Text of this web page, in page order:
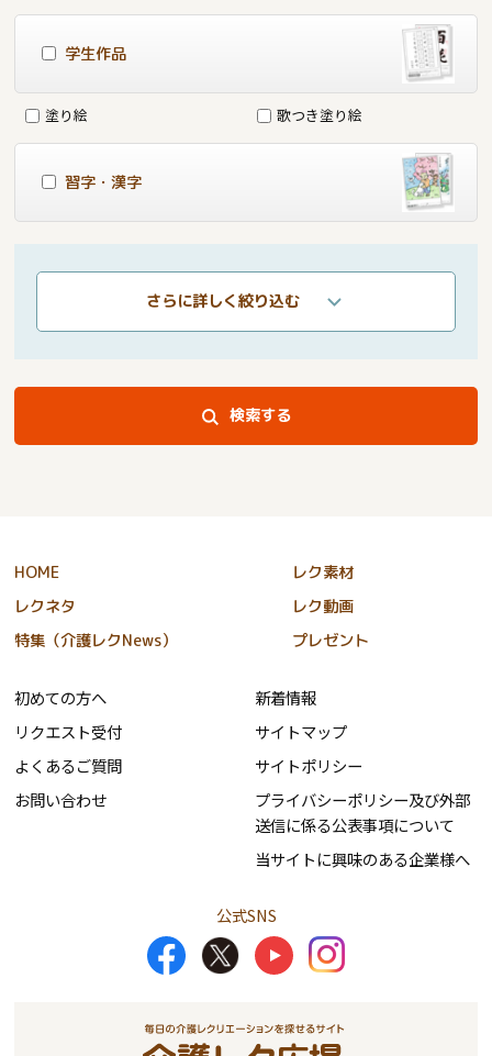
学生作品
塗り絵 歌つき塗り絵
習字・漢字
さらに詳しく絞り込む
検索する
HOME
レク素材
レクネタ
レク動画
特集（介護レクNews）
プレゼント
初めての方へ
リクエスト受付
よくあるご質問
お問い合わせ
新着情報
サイトマップ
サイトポリシー
プライバシーポリシー及び外部
送信に係る公表事項について
当サイトに興味のある企業様へ
公式SNS